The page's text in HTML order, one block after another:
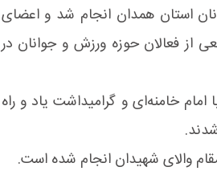
استان همدان انجام شد و اعضای
از فعالان حوزه ورزش و جوانان در
خامنه‌ای و گرامیداشت یاد و راه
والای شهیدان انجام شده است.